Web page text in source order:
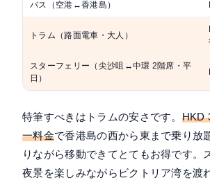
バス（空港↔香港島）
トラム（路面電車・大人）
スターフェリー（尖沙咀↔中環 2階席・平
日）
特筆すべきはトラムの安さです。 HKD
一料金で香港島の西から東まで乗り放
りながら移動できてとてもお得です。
夜景を楽しみながらビクトリア湾を渡